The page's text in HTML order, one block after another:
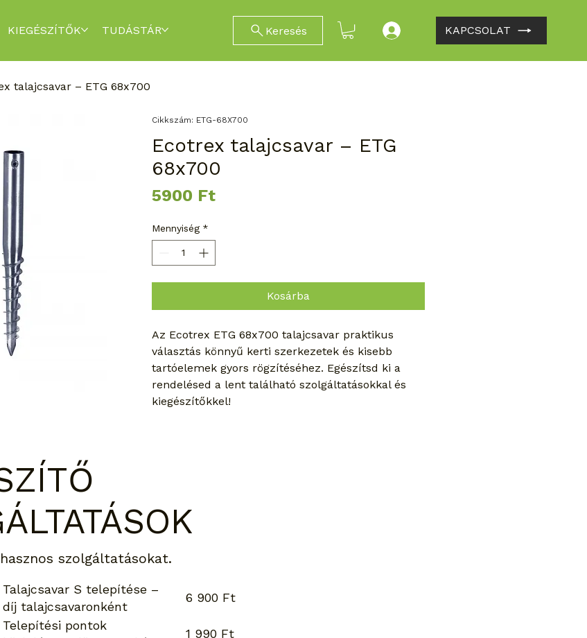
KIEGÉSZÍTŐK TUDÁSTÁR Keresés KAPCSOLAT
szolgáltatásokat.
Talajcsavar S telepítése –
díj talajcsavaronként
6 900 Ft
Telepítési pontok
1 990 Ft
talajcsavar – ETG 68x700
Cikkszám: ETG-68X700
Ecotrex talajcsavar – ETG
68x700
5900 FtÁr
Mennyiség *
Kosárba
Az Ecotrex ETG 68x700 talajcsavar praktikus
választás könnyű kerti szerkezetek és kisebb
tartóelemek gyors rögzítéséhez. Egészítsd ki a
rendelésed a lent található szolgáltatásokkal és
kiegészítőkkel!